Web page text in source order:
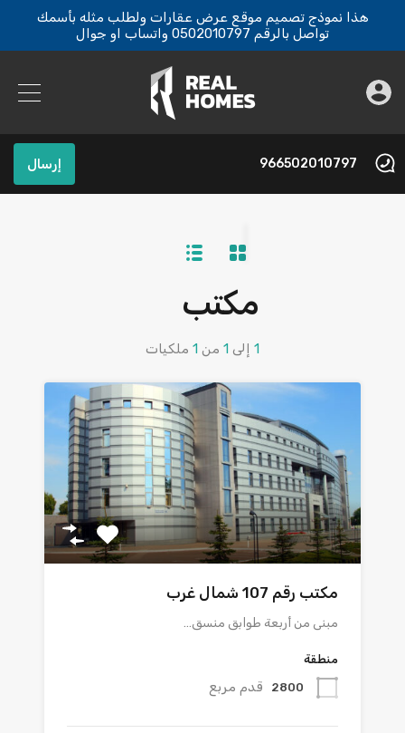
هذا نموذج تصميم موقع عرض عقارات ولطلب مثله بأسمك
تواصل بالرقم 0502010797 واتساب او جوال
966502010797 إرسال
مكتب
1 إلى 1 من 1 ملكيات
مكتب رقم 107 شمال غرب
مبنى من أربعة طوابق منسق…
منطقة
2800 قدم مربع